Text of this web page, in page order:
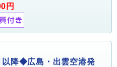
円
以降◆広島・出雲空港発